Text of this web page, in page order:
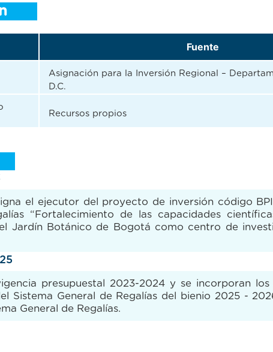
Fuente
Asignación para la Inversión Regional –
D.C.
Recursos propios
el ejecutor del proyecto de inversión código
“Fortalecimiento de las capacidades
Jardín Botánico de Bogotá como centro de
presupuestal 2023-2024 y se incorporan los
Sistema General de Regalías del bienio 2025 -
General de Regalías.